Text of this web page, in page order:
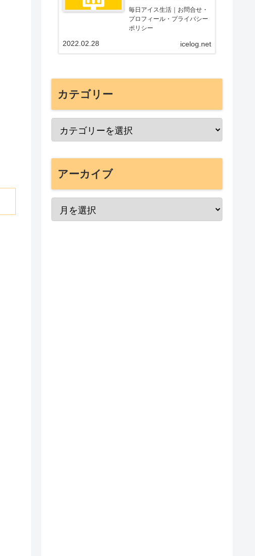
毎日アイス生活｜お問合せ・
プロフィール・プライバシー
ポリシー
icelog.net
2022.02.28
カテゴリー
アーカイブ